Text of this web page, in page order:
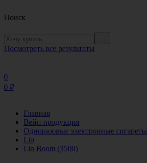
Поиск
Посмотреть все результаты
0
0 ₽
Главная
Вейп продукция
Одноразовые электронные сигареты
Lio
Lio Boom (3500)